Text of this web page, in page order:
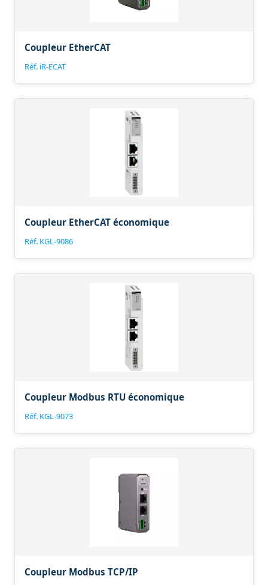
Coupleur EtherCAT
Réf. iR-ECAT
Coupleur EtherCAT économique
Réf. KGL-9086
Coupleur Modbus RTU économique
Réf. KGL-9073
Coupleur Modbus TCP/IP